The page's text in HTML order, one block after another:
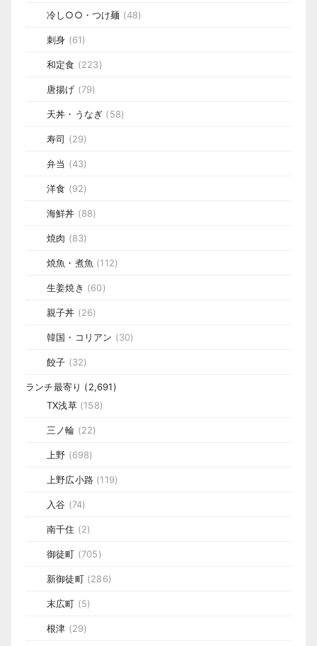
冷し○○・つけ麺 (48)
刺身 (61)
和定食 (223)
唐揚げ (79)
天丼・うなぎ (58)
寿司 (29)
弁当 (43)
洋食 (92)
海鮮丼 (88)
焼肉 (83)
焼魚・煮魚 (112)
生姜焼き (60)
親子丼 (26)
韓国・コリアン (30)
餃子 (32)
ランチ最寄り (2,691)
TX浅草(158)
三ノ輪 (22)
上野 (698)
上野広小路 (119)
入谷 (74)
南千住 (2)
御徒町 (705)
新御徒町(286)
末広町 (5)
根津 (29)